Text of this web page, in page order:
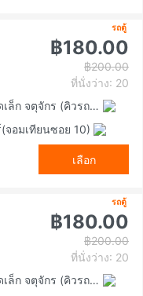
รถตู้
฿180.00
฿200.00
ที่นั่งว่าง: 20
สถานีเดินรถโดยสารขนาดเล็ก จตุจักร (คิวรถตู้หมอชิต 2)
จอมเทียนซอย 10)
เลือก
รถตู้
฿180.00
฿200.00
ที่นั่งว่าง: 20
สถานีเดินรถโดยสารขนาดเล็ก จตุจักร (คิวรถตู้หมอชิต 2)